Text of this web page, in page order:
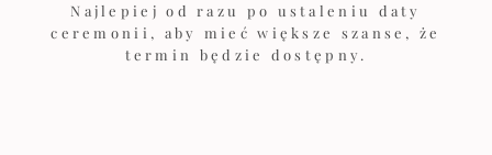
Najlepiej od razu po ustaleniu daty
ceremonii, aby mieć większe szanse, że
termin będzie dostępny.